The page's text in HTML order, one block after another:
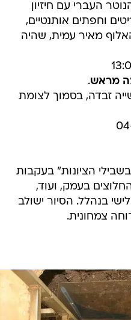
העברי עם חיזיון
וחפתים אותנטיים,
מאיר עמית, שהיה
מראש.
זבדה, בסמוך לצומת
הציונות" בעקבות
בעמק, ועוד,
בנהלל. הסיור ישולב
צמחונית.